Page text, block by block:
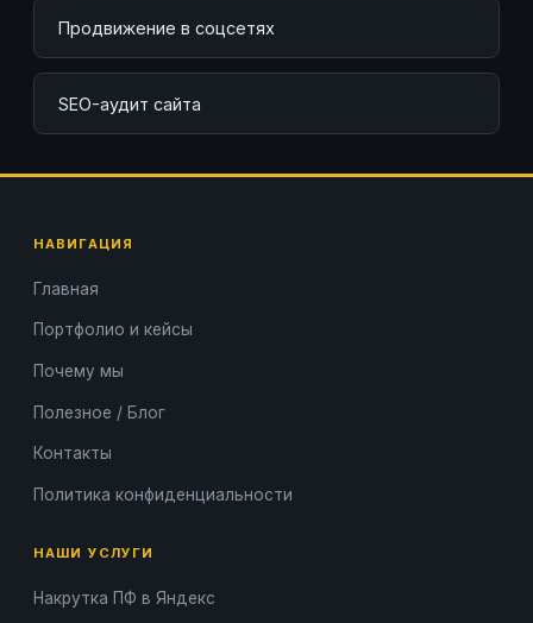
Продвижение в соцсетях
SEO-аудит сайта
НАВИГАЦИЯ
Главная
Портфолио и кейсы
Почему мы
Полезное / Блог
Контакты
Политика конфиденциальности
НАШИ УСЛУГИ
Накрутка ПФ в Яндекс